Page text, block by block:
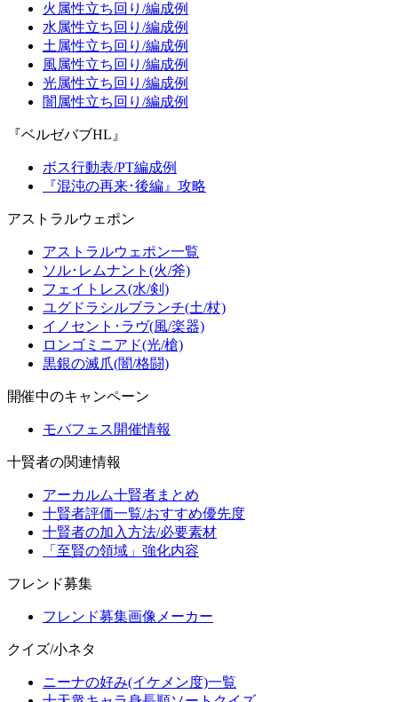
火属性立ち回り/編成例
水属性立ち回り/編成例
土属性立ち回り/編成例
風属性立ち回り/編成例
光属性立ち回り/編成例
闇属性立ち回り/編成例
『ベルゼバブHL』
ボス行動表/PT編成例
『混沌の再来･後編』攻略
アストラルウェポン
アストラルウェポン一覧
ソル･レムナント(火/斧)
フェイトレス(水/剣)
ユグドラシルブランチ(土/杖)
イノセント･ラヴ(風/楽器)
ロンゴミニアド(光/槍)
黒銀の滅爪(闇/格闘)
開催中のキャンペーン
モバフェス開催情報
十賢者の関連情報
アーカルム十賢者まとめ
十賢者評価一覧/おすすめ優先度
十賢者の加入方法/必要素材
「至賢の領域」強化内容
フレンド募集
フレンド募集画像メーカー
クイズ/小ネタ
ニーナの好み(イケメン度)一覧